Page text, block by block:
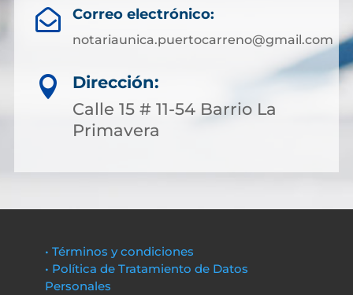
 Correo electrónico:
notariaunica.puertocarreno@gmail.com

Dirección:
Calle 15 # 11-54 Barrio La
Primavera
• Términos y condiciones
• Política de Tratamiento de Datos
Personales